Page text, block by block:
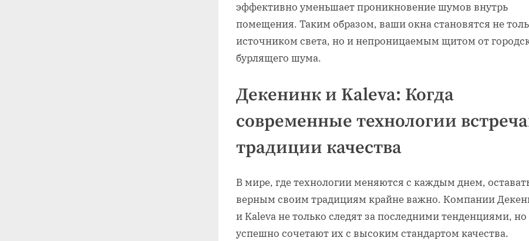
эффективно уменьшает проникновение шумов внутрь
помещения. Таким образом, ваши окна становятся не
источником света, но и непроницаемым щитом от
бурлящего шума.
Декенинк и Kaleva: Когда
современные технологии
традиции качества
В мире, где технологии меняются с каждым днем,
верным своим традициям крайне важно. Компании
и Kaleva не только следят за последними тенденциями, но
успешно сочетают их с высоким стандартом качества.